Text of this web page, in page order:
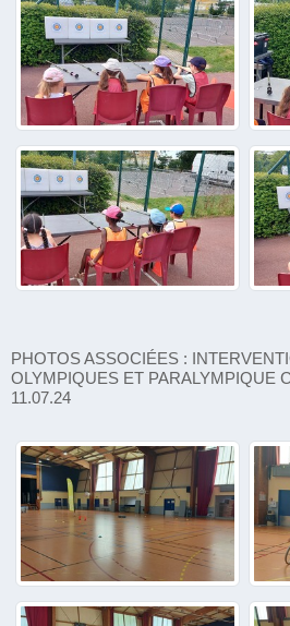
PHOTOS ASSOCIÉES :
OLYMPIQUES ET PARALYMPIQUE
11.07.24